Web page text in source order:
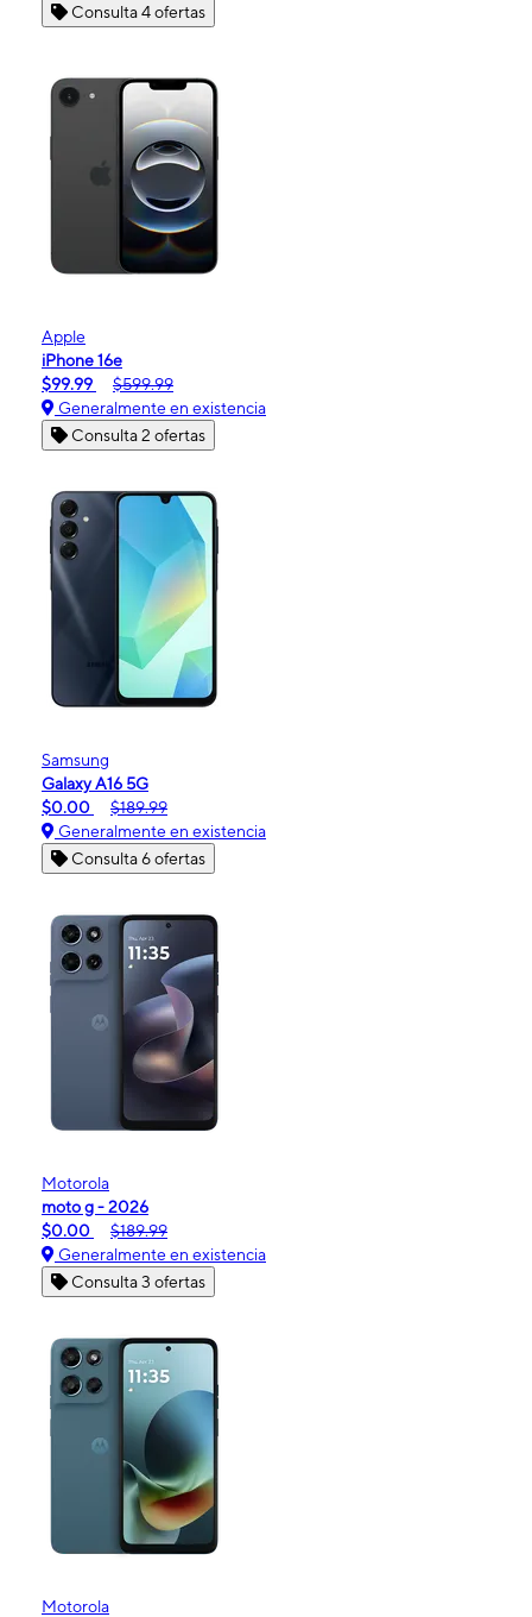
Consulta 4 ofertas
Apple
iPhone 16e
$99.99
$599.99
Generalmente en existencia
Consulta 2 ofertas
Samsung
Galaxy A16 5G
$0.00
$189.99
Generalmente en existencia
Consulta 6 ofertas
Motorola
moto g - 2026
$0.00
$189.99
Generalmente en existencia
Consulta 3 ofertas
Motorola